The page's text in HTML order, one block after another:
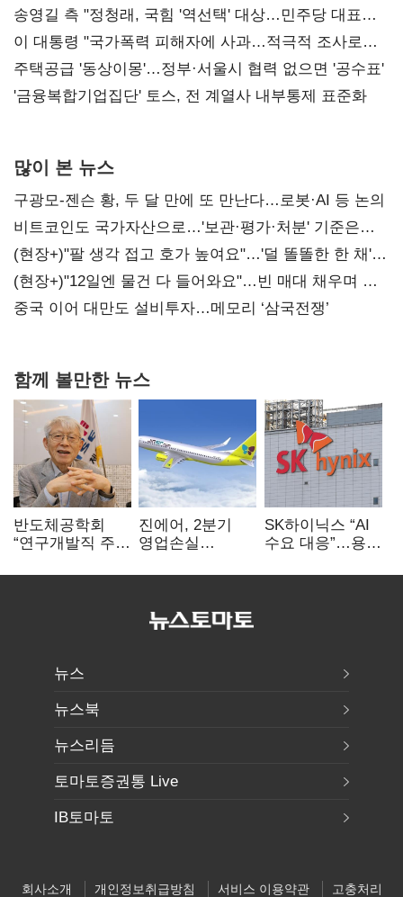
리모델링' 제안
송영길 측 "정청래, 국힘 '역선택' 대상…민주당 대표로
총선 지휘 못해"
이 대통령 "국가폭력 피해자에 사과…적극적 조사로
진실 밝혀야"
주택공급 '동상이몽'…정부·서울시 협력 없으면 '공수표'
'금융복합기업집단' 토스, 전 계열사 내부통제 표준화
많이 본 뉴스
구광모-젠슨 황, 두 달 만에 또 만난다…로봇·AI 등 논의
비트코인도 국가자산으로…'보관·평가·처분' 기준은
숙제
(현장+)"팔 생각 접고 호가 높여요"…'덜 똘똘한 한 채'
20억 키맞추기
(현장+)"12일엔 물건 다 들어와요"…빈 매대 채우며 문
연 홈플러스
중국 이어 대만도 설비투자…메모리 ‘삼국전쟁’
함께 볼만한 뉴스
반도체공학회
“연구개발직 주
개선해야”
진에어, 2분기
영업손실
상승 여파
SK하이닉스 “AI
수요 대응”…용인
투자
뉴스
뉴스북
뉴스리듬
토마토증권통 Live
IB토마토
회사소개 개인정보취급방침 서비스 이용약관 고충처리